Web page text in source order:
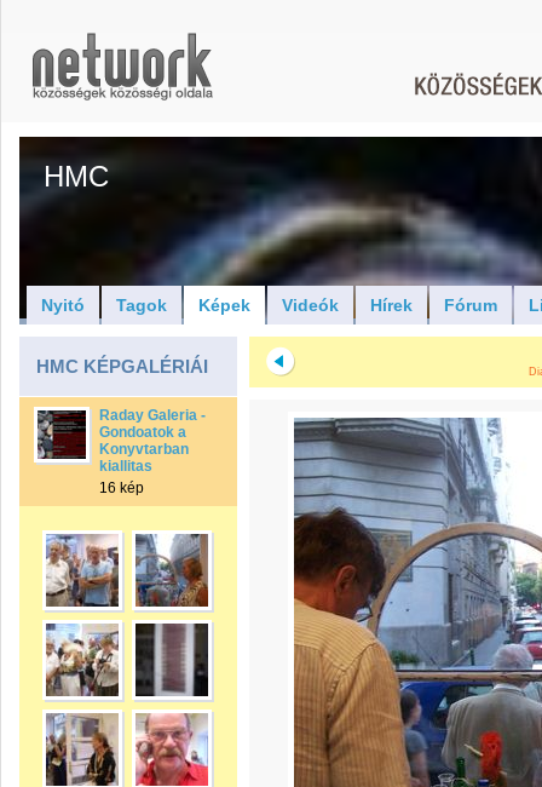
HMC
Nyitó Tagok Képek Videók Hírek Fórum
HMC KÉPGALÉRIÁI
Raday Galeria -
Gondoatok a
Konyvtarban
kiallitas
16 kép